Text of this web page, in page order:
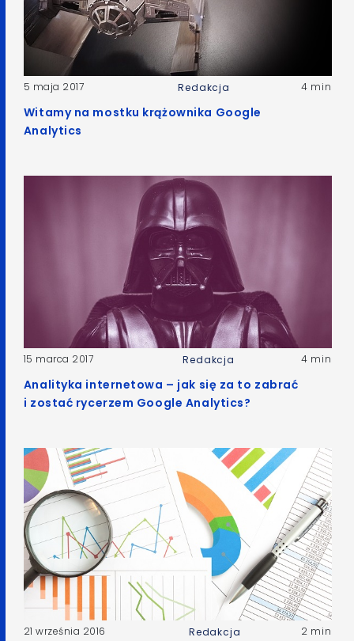
5 maja 2017 Redakcja 4 min
Witamy na mostku krążownika Google
Analytics
15 marca 2017 Redakcja 4 min
Analityka internetowa – jak się za to zabrać
i zostać rycerzem Google Analytics?
21 września 2016 Redakcja 2 min